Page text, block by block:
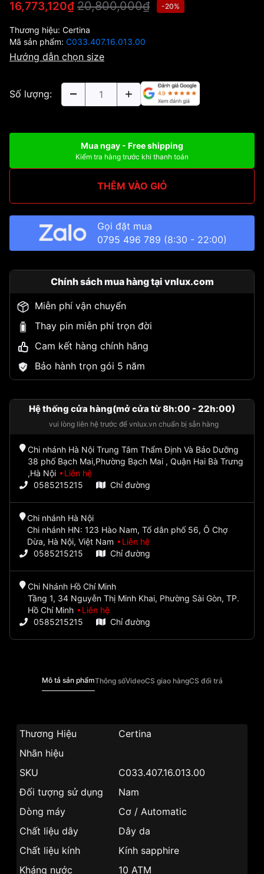
16,773,120₫ 20,800,000₫ -20%
Thương hiệu: Certina
Mã sản phẩm: C033.407.16.013.00
Hướng dẫn chọn size
Số lượng:
Mua ngay - Free shipping
Kiểm tra hàng trước khi thanh toán
THÊM VÀO GIỎ
Gọi đặt mua
0795 496 789 (8:30 - 22:00)
Chính sách mua hàng tại vnlux.com
Miễn phí vận chuyển
Thay pin miễn phí trọn đời
Cam kết hàng chính hãng
Bảo hành trọn gói 5 năm
Hệ thống cửa hàng(mở cửa từ 8h:00 - 22h:00)
vui lòng liên hệ trước để vnlux.vn chuẩn bị sẵn hàng
Chi nhánh Hà Nội Trung Tâm Thẩm Định Và Bảo Dưỡng
38 phố Bạch Mai,Phường Bạch Mai , Quận Hai Bà Trưng
,Hà Nội
Liên hệ
0585215215
Chỉ đường
Chi nhánh Hà Nội
Chi nhánh HN: 123 Hào Nam, Tổ dân phố 56, Ô Chợ
Dừa, Hà Nội, Việt Nam
Liên hệ
0585215215
Chỉ đường
Chi Nhánh Hồ Chí Minh
Tầng 1, 34 Nguyễn Thị Minh Khai, Phường Sài Gòn, TP.
Hồ Chí Minh
Liên hệ
0585215215
Chỉ đường
Mô tả sản phẩmThông sốVideoCS giao hàngCS đổi trả
Thương Hiệu
Certina
Nhãn hiệu
SKU
C033.407.16.013.00
Đối tượng sử dụng
Nam
Dòng máy
Cơ / Automatic
Chất liệu dây
Dây da
Chất liệu kính
Kính sapphire
Kháng nước
10 ATM